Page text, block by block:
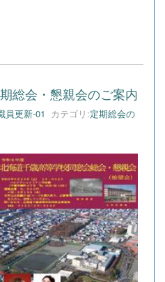
総会・懇親会のご案内
員更新-01 カテゴリ:定期総会の